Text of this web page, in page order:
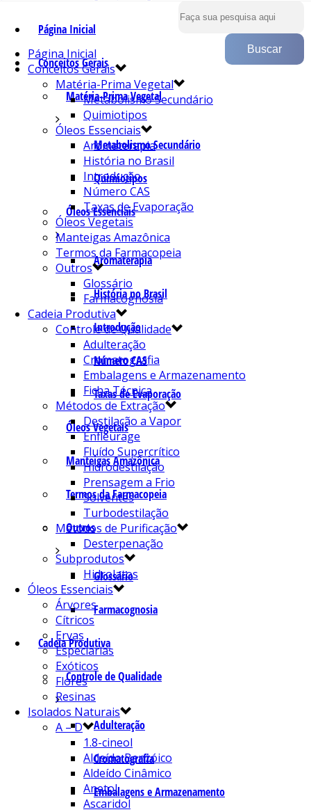
Página Inicial
Conceitos Gerais
Matéria-Prima Vegetal
Metabolismo Secundário
Quimiotipos
Óleos Essenciais
Aromaterapia
História no Brasil
Introdução
Número CAS
Taxas de Evaporação
Óleos Vegetais
Manteigas Amazônica
Termos da Farmacopeia
Outros
Glossário
Farmacognosia
Cadeia Produtiva
Controle de Qualidade
Adulteração
Cromatografia
Embalagens e Armazenamento
Página Inicial
Conceitos Gerais
Matéria-Prima Vegetal
Metabolismo Secundário
Quimiotipos
Óleos Essenciais
Aromaterapia
História no Brasil
Introdução
Número CAS
Taxas de Evaporação
Óleos Vegetais
Manteigas Amazônica
Termos da Farmacopeia
Outros
Glossário
Farmacognosia
Cadeia Produtiva
Controle de Qualidade
Adulteração
Cromatografia
Embalagens e Armazenamento
Ficha Técnica
Métodos de Extração
Destilação a Vapor
Enfleurage
Fluído Supercrítico
Hidrodestilação
Prensagem a Frio
Solventes
Turbodestilação
Métodos de Purificação
Desterpenação
Subprodutos
Hidrolatos
Óleos Essenciais
Árvores
Cítricos
Ervas
Especiarias
Exóticos
Flores
Resinas
Isolados Naturais
A – D
1.8-cineol
Aldeído Benzóico
Aldeído Cinâmico
Anetol
Ascaridol